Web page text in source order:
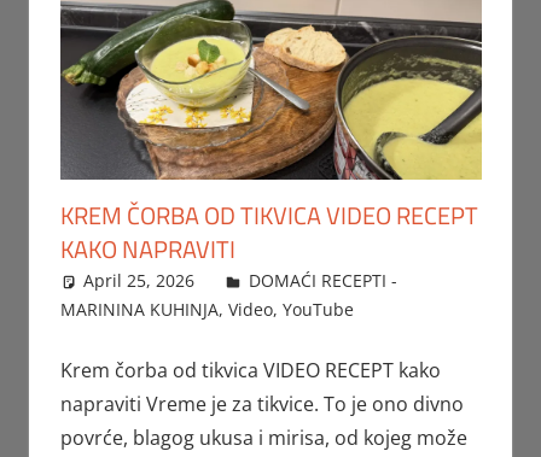
KREM ČORBA OD TIKVICA VIDEO RECEPT
KAKO NAPRAVITI
April 25, 2026 FTorgAdmin
DOMAĆI RECEPTI -
MARININA KUHINJA, Video, YouTube
Krem čorba od tikvica VIDEO RECEPT kako
napraviti Vreme je za tikvice. To je ono divno
povrće, blagog ukusa i mirisa, od kojeg može